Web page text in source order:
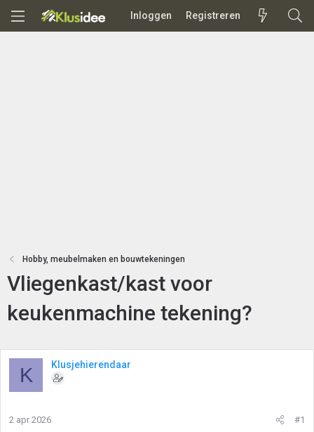
Inloggen Registreren
Hobby, meubelmaken en bouwtekeningen
Vliegenkast/kast voor
keukenmachine tekening?
K Klusjehierendaar
2 apr 2026 #1